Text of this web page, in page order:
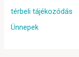
térbeli tájékozódás
Ünnepek